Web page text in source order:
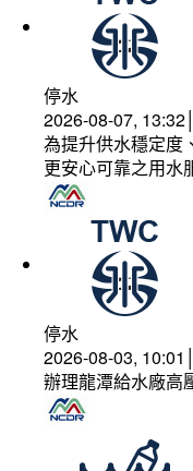
停水
2026-08-07,
為提升供水穩定度
更安心可靠之用水
停水
2026-08-03,
辦理龍潭給水廠高